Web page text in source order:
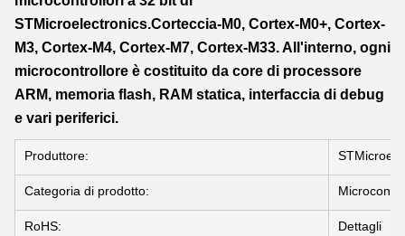
STMicroelectronics.Corteccia-M0, Cortex-M0+, Cortex-
M3, Cortex-M4, Cortex-M7, Cortex-M33. All'interno, ogni
microcontrollore è costituito da core di processore
ARM, memoria flash, RAM statica, interfaccia di debug
e vari periferici.
Produttore:
Categoria di prodotto:
RoHS: Dettagli